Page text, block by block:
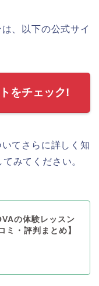
、以下の公式サイ
をチェック!
てさらに詳しく知
みてください。
の体験レッスン
ミ・評判まとめ】